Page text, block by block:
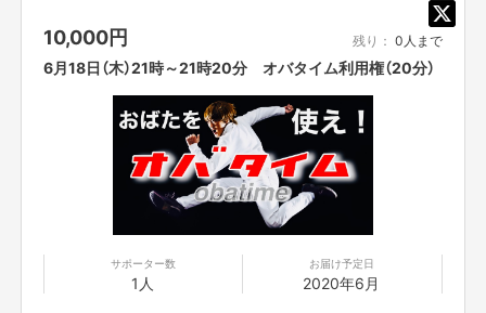
楽しいメンタルトレーニングをします。）
・お歌のお兄さん
（歌うま番組等出演多数のお兄さんが、即興ソングを歌い
ます。もちろん一緒に歌いましょう！）
・おばたのお兄さんに相談したい。
（取り扱い説明書の通り、様々な体験をしてきました！そ
んな、おばたのお兄さんがあなたの悩みの相談に応えま
＊事前にzoomのダウンロードをお願いいたします。当日
は、ネット環境の良い場所にいてください。
zoomのアドレスですが、前々日中にはお送りをさせて
10,000円 残り： 0人まで
6月18日（木）21時～21時20分 オバタイム利用権（20分）
サポーター数
1人
お届け予定日
2020年6月